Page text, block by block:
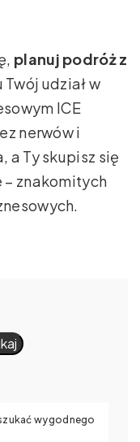
planuj podróż z
udział w
ICE
nerwów i
a Ty skupisz się
– znakomitych
wygodnego